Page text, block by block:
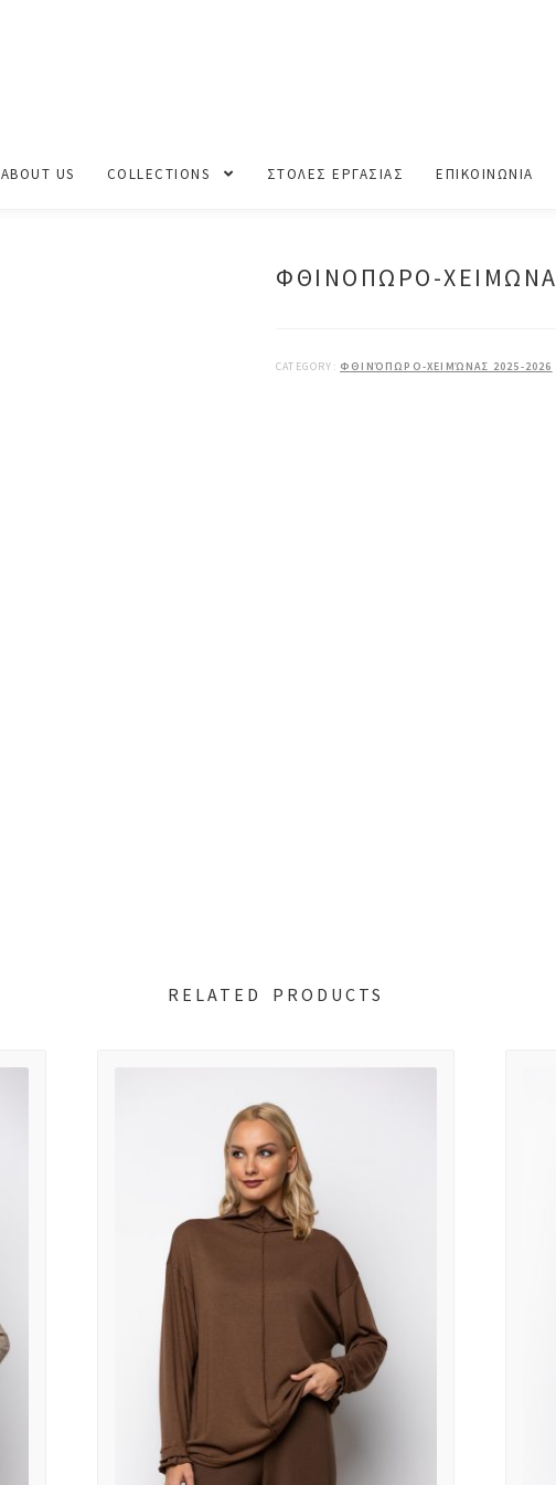
ABOUT US COLLECTIONS ΣΤΟΛΕΣ ΕΡΓΑΣΙΑΣ ΕΠΙΚΟΙΝΩΝΙΑ
ΦΘΙΝΟΠΩΡΟ-
CATEGORY: ΦΘΙΝΌΠΩΡΟ-ΧΕΙΜΏΝΑΣ 2025-2026
RELATED PRODUCTS